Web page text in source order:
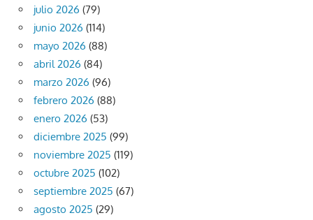
julio 2026 (79)
junio 2026 (114)
mayo 2026 (88)
abril 2026 (84)
marzo 2026 (96)
febrero 2026 (88)
enero 2026 (53)
diciembre 2025 (99)
noviembre 2025 (119)
octubre 2025 (102)
septiembre 2025 (67)
agosto 2025 (29)